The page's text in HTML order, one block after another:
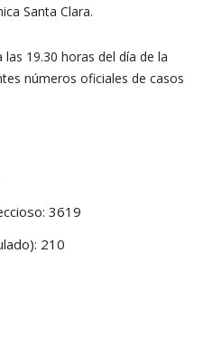
Santa Clara.
19.30 horas del día de la
números oficiales de casos
3619
210